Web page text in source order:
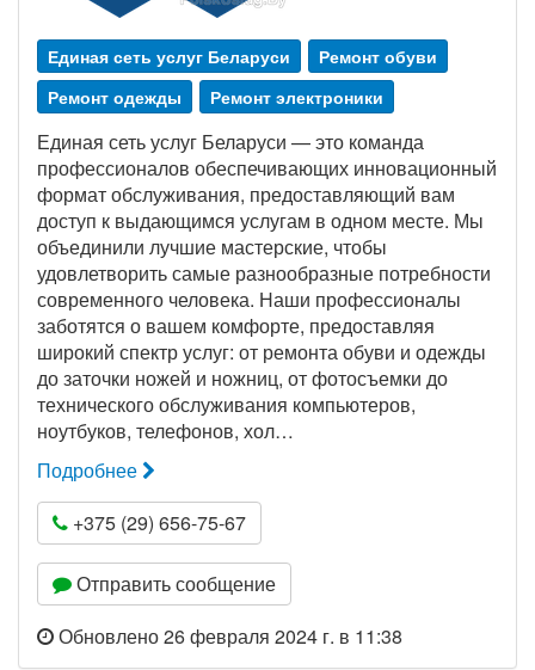
Единая сеть услуг Беларуси
Ремонт обуви
Ремонт одежды
Ремонт электроники
Единая сеть услуг Беларуси — это команда
профессионалов обеспечивающих инновационный
формат обслуживания, предоставляющий вам
доступ к выдающимся услугам в одном месте. Мы
объединили лучшие мастерские, чтобы
удовлетворить самые разнообразные потребности
современного человека. Наши профессионалы
заботятся о вашем комфорте, предоставляя
широкий спектр услуг: от ремонта обуви и одежды
до заточки ножей и ножниц, от фотосъемки до
технического обслуживания компьютеров,
ноутбуков, телефонов, хол…
Подробнее
+375 (29) 656-75-67
Отправить сообщение
Обновлено 26 февраля 2024 г. в 11:38